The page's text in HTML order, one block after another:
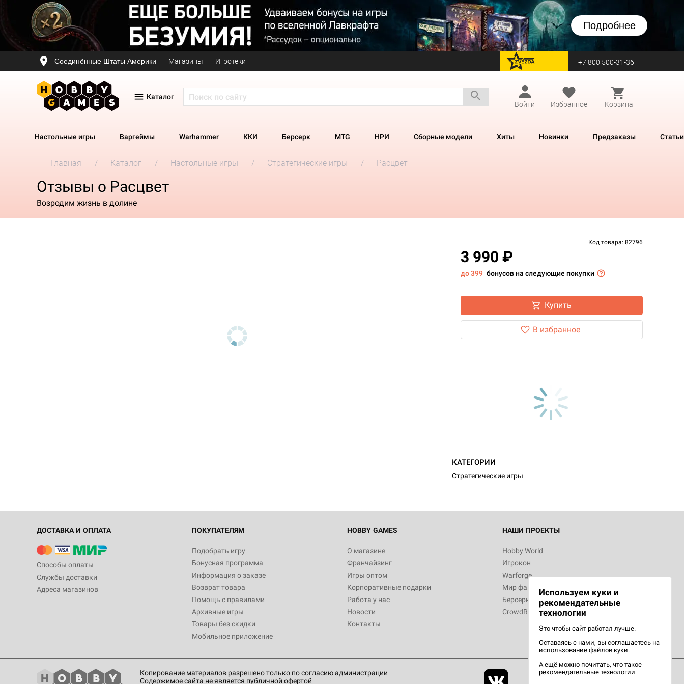
Подробнее
Соединённые Штаты Америки Магазины Игротеки перейти на Zvezda +7 800 500-31-36
Каталог
Войти
Избранное Корзина
Настольные игры Варгеймы Warhammer ККИ Берсерк MTG НРИ Сборные модели Хиты Новинки Предзаказы Статьи
Главная Каталог Настольные игры Стратегические игры Расцвет
Отзывы о Расцвет
Возродим жизнь в долине
Код товара: 82796
3 990 ₽
до 399 бонусов на следующие покупки
Купить
В избранное
КАТЕГОРИИ
Стратегические игры
ДОСТАВКА И ОПЛАТА
Способы оплаты
Службы доставки
Адреса магазинов
ПОКУПАТЕЛЯМ
Подобрать игру
Бонусная программа
Информация о заказе
Возврат товара
Помощь с правилами
Архивные игры
Товары без скидки
Мобильное приложение
HOBBY GAMES
О магазине
Франчайзинг
Игры оптом
Корпоративные подарки
Работа у нас
Новости
Контакты
НАШИ ПРОЕКТЫ
Hobby World
Игрокон
Warforge
Мир фантастики
Берсерк
CrowdRepublic
Копирование материалов разрешено только по согласию администрации
Содержимое сайта не является публичной офертой
Используем куки и
рекомендательные
технологии
Это чтобы сайт работал лучше.
Оставаясь с нами, вы соглашаетесь на
использование файлов куки.
А ещё можно почитать, что такое
рекомендательные технологии